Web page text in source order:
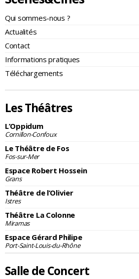
Qui sommes-nous ?
Actualités
Contact
Informations pratiques
Téléchargements
Les Théâtres
L’Oppidum
Cornillon-Confoux
Le Théâtre de Fos
Fos-sur-Mer
Espace Robert Hossein
Grans
Théâtre de l’Olivier
Istres
Théâtre La Colonne
Miramas
Espace Gérard Philipe
Port-Saint-Louis-du-Rhône
Salle de Concert